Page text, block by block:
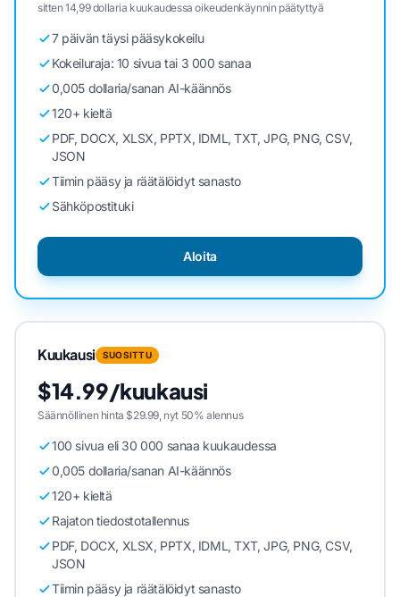
sitten 14,99 dollaria kuukaudessa oikeudenkäynnin päätyttyä
7 päivän täysi pääsykokeilu
Kokeiluraja: 10 sivua tai 3 000 sanaa
0,005 dollaria/sanan AI-käännös
120+ kieltä
PDF, DOCX, XLSX, PPTX, IDML, TXT, JPG, PNG, CSV,
JSON
Tiimin pääsy ja räätälöidyt sanasto
Sähköpostituki
Aloita
Kuukausi SUOSITTU
$14.99/kuukausi
Säännöllinen hinta $29.99, nyt 50% alennus
100 sivua eli 30 000 sanaa kuukaudessa
0,005 dollaria/sanan AI-käännös
120+ kieltä
Rajaton tiedostotallennus
PDF, DOCX, XLSX, PPTX, IDML, TXT, JPG, PNG, CSV,
JSON
Tiimin pääsy ja räätälöidyt sanasto